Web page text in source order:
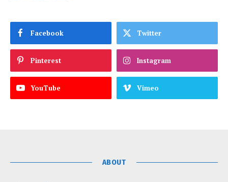
Facebook Twitter
Pinterest Instagram
YouTube Vimeo
ABOUT